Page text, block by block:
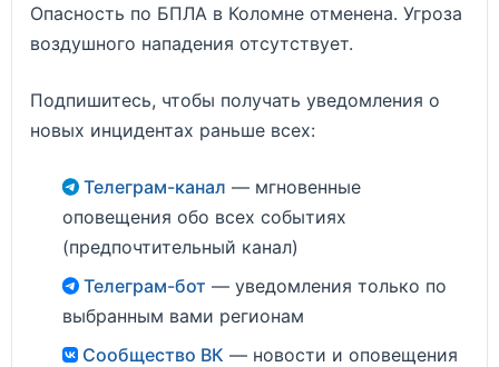
Опасность по БПЛА в Коломне отменена. Угроза
воздушного нападения отсутствует.
Подпишитесь, чтобы получать уведомления о
новых инцидентах раньше всех:
Телеграм-канал — мгновенные
оповещения обо всех событиях
(предпочтительный канал)
Телеграм-бот — уведомления только по
выбранным вами регионам
Сообщество ВК — новости и оповещения